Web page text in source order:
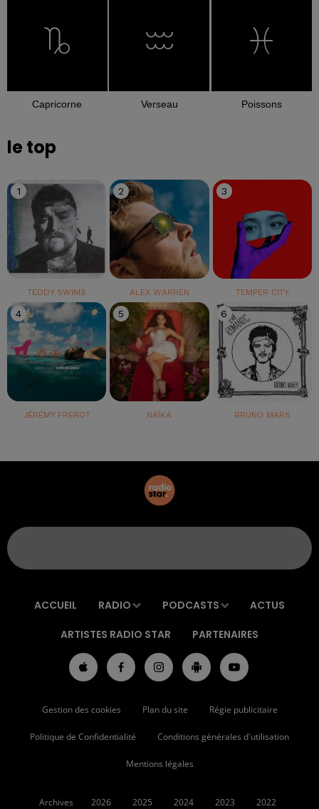
Capricorne Verseau Poissons
le top
1
TEDDY SWIMS
2
ALEX WARREN
3
TEMPER CITY
4
JÉRÉMY FREROT
5
NAÏKA
6
BRUNO MARS
ACCUEIL RADIO PODCASTS ACTUS
ARTISTES RADIO STAR PARTENAIRES
Gestion des cookies Plan du site Régie publicitaire
Politique de Confidentialité Conditions générales d'utilisation
Mentions légales
Archives 2026 2025 2024 2023 2022